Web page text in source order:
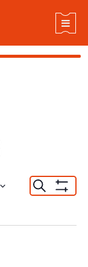
Recherche
Montrer